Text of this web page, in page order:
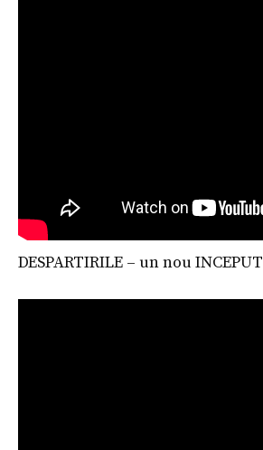
DESPARTIRILE – un nou INCEPUT